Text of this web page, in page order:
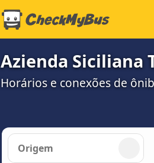
Azienda Siciliana
Horários e conexões de